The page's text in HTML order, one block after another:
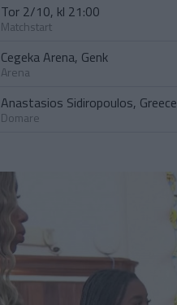
Tor 2/10, kl 21:00
Matchstart
Cegeka Arena, Genk
Arena
Anastasios Sidiropoulos, Greece
Domare